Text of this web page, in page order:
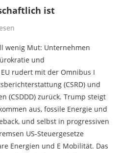
ist
wenig Mut: Unternehmen
und
rudert mit der Omnibus I
(CSRD) und
(CSDDD) zurück. Trump steigt
aus, fossile Energie und
und selbst in progressiven
US-Steuergesetze
Energien und E Mobilität. Das